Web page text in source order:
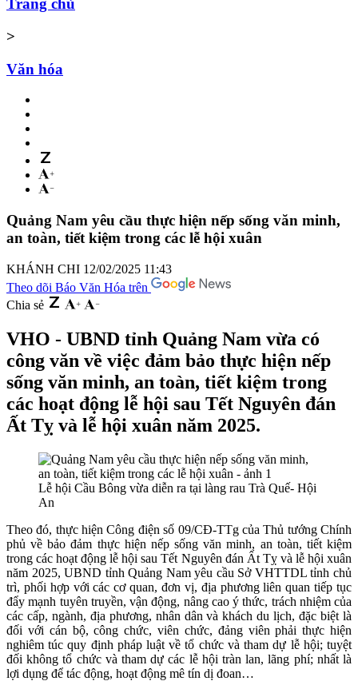
Trang chủ
>
Văn hóa
Quảng Nam yêu cầu thực hiện nếp sống văn minh,
an toàn, tiết kiệm trong các lễ hội xuân
KHÁNH CHI 12/02/2025 11:43
Theo dõi Báo Văn Hóa trên
Chia sẻ
VHO - UBND tỉnh Quảng Nam vừa có
công văn về việc đảm bảo thực hiện nếp
sống văn minh, an toàn, tiết kiệm trong
các hoạt động lễ hội sau Tết Nguyên đán
Ất Tỵ và lễ hội xuân năm 2025.
Lễ hội Cầu Bông vừa diễn ra tại làng rau Trà Quế- Hội
An
Theo đó, thực hiện Công điện số 09/CĐ-TTg của Thủ tướng Chính
phủ về bảo đảm thực hiện nếp sống văn minh, an toàn, tiết kiệm
trong các hoạt động lễ hội sau Tết Nguyên đán Ất Tỵ và lễ hội xuân
năm 2025, UBND tỉnh Quảng Nam yêu cầu Sở VHTTDL tỉnh chủ
trì, phối hợp với các cơ quan, đơn vị, địa phương liên quan tiếp tục
đẩy mạnh tuyên truyền, vận động, nâng cao ý thức, trách nhiệm của
các cấp, ngành, địa phương, nhân dân và khách du lịch, đặc biệt là
đối với cán bộ, công chức, viên chức, đảng viên phải thực hiện
nghiêm túc quy định pháp luật về tổ chức và tham dự lễ hội; tuyệt
đối không tổ chức và tham dự các lễ hội tràn lan, lãng phí; nhất là
lợi dụng để tác động, hoạt động mê tín dị đoan…